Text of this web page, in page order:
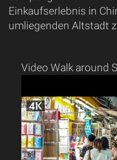
Einkaufserlebnis in
umliegenden Altstadt
Video Walk around